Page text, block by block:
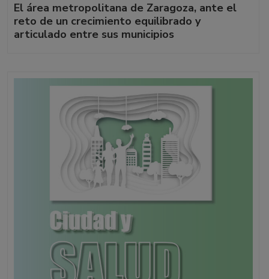
El área metropolitana de Zaragoza, ante el
reto de un crecimiento equilibrado y
articulado entre sus municipios